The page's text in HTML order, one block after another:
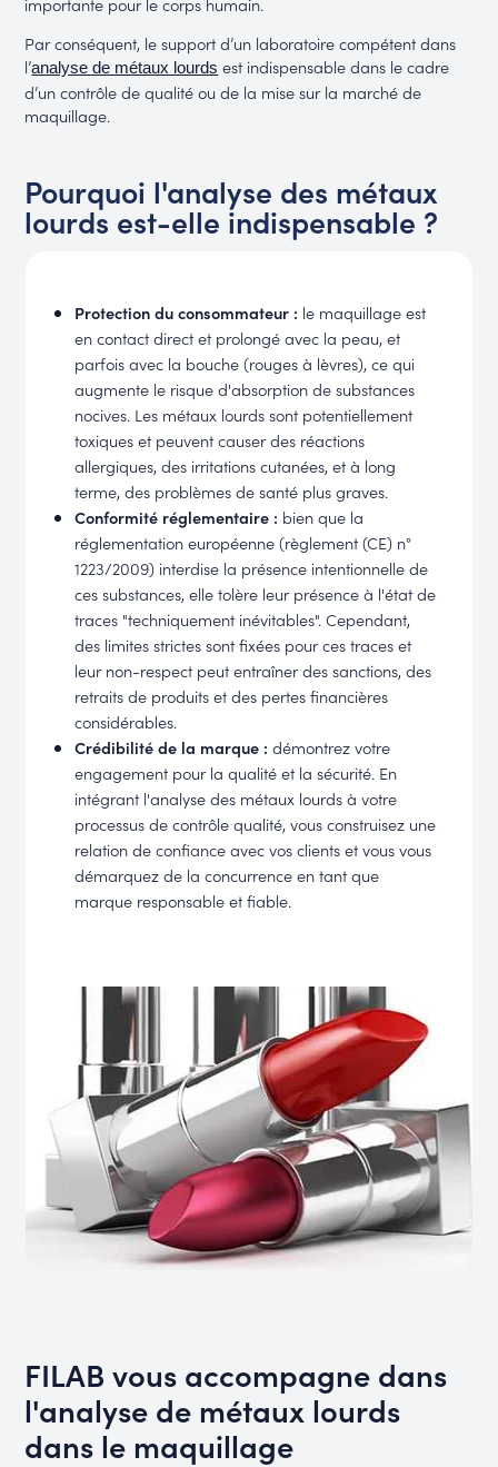
Par conséquent, le support d’un laboratoire compétent dans
l’analyse de métaux lourds est indispensable dans le cadre
d’un contrôle de qualité ou de la mise sur la marché de
maquillage.
Pourquoi l'analyse des métaux
lourds est-elle indispensable ?
Protection du consommateur : le maquillage est
en contact direct et prolongé avec la peau, et
parfois avec la bouche (rouges à lèvres), ce qui
augmente le risque d'absorption de substances
nocives. Les métaux lourds sont potentiellement
toxiques et peuvent causer des réactions
allergiques, des irritations cutanées, et à long
terme, des problèmes de santé plus graves.
Conformité réglementaire : bien que la
réglementation européenne (règlement (CE) n°
1223/2009) interdise la présence intentionnelle de
ces substances, elle tolère leur présence à l'état de
traces "techniquement inévitables". Cependant,
des limites strictes sont fixées pour ces traces et
leur non-respect peut entraîner des sanctions, des
retraits de produits et des pertes financières
considérables.
Crédibilité de la marque : démontrez votre
engagement pour la qualité et la sécurité. En
intégrant l'analyse des métaux lourds à votre
processus de contrôle qualité, vous construisez une
relation de confiance avec vos clients et vous vous
démarquez de la concurrence en tant que
marque responsable et fiable.
FILAB vous accompagne dans
l'analyse de métaux lourds
dans le maquillage